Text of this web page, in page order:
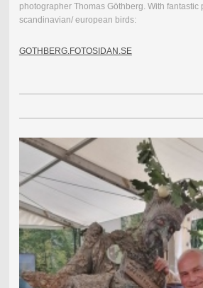
photographer Thomas Göthberg. With fantastic
scandinavian/ european birds:
GOTHBERG.FOTOSIDAN.SE